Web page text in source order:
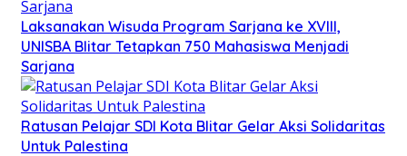
Laksanakan Wisuda Program Sarjana ke XVIII,
UNISBA Blitar Tetapkan 750 Mahasiswa Menjadi
Sarjana
Ratusan Pelajar SDI Kota Blitar Gelar Aksi Solidaritas
Untuk Palestina